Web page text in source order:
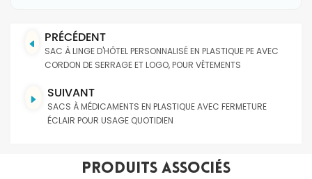
PRÉCÉDENT
SAC À LINGE D'HÔTEL PERSONNALISÉ EN PLASTIQUE PE AVEC
CORDON DE SERRAGE ET LOGO, POUR VÊTEMENTS
SUIVANT
SACS À MÉDICAMENTS EN PLASTIQUE AVEC FERMETURE
ÉCLAIR POUR USAGE QUOTIDIEN
Produits Associés